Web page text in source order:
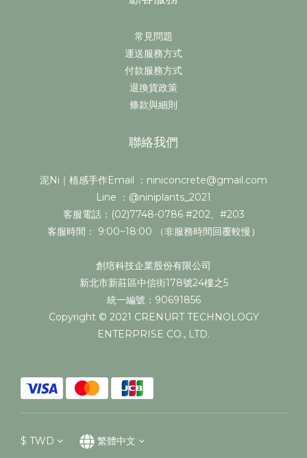
常見問題
運送服務方式
付款服務方式
退換貨政策
條款與細則
聯絡我們
泥Ni｜植感手作Email ：niniconcrete@gmail.com
Line ：@niniplants_2021
客服電話：(02)7748-0786 #202、#203
客服時間： 9:00~18:00 （非服務時間回覆較慢）
創培科技企業股份有限公司
新北市新莊區中信街178號24樓之5
統一編號：90691856
Copyright © 2021 CRENURT TECHNOLOGY
ENTERPRISE CO., LTD.
$ TWD 繁體中文